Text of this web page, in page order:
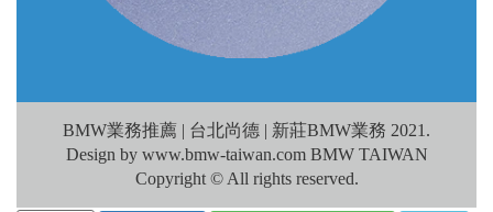
BMW業務推薦 | 台北尚德 | 新莊BMW業務 2021.
Design by www.bmw-taiwan.com BMW TAIWAN
Copyright © All rights reserved.